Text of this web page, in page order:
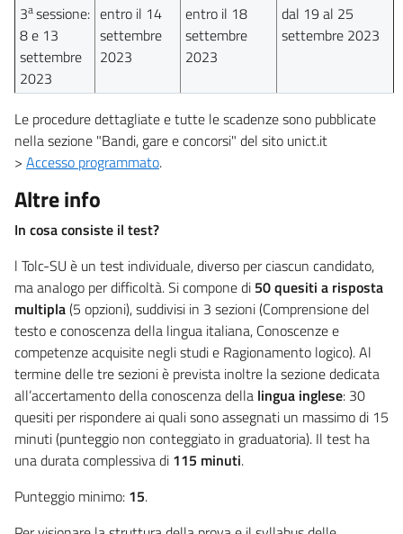
3asessione:
8 e 13
settembre
2023
entro il 14
settembre
2023
entro il 18
settembre
2023
dal 19 al 25
settembre 2023
Le procedure dettagliate e tutte le scadenze sono pubblicate
nella sezione "Bandi, gare e concorsi" del sito unict.it
> Accesso programmato.
Altre info
In cosa consiste il test?
l Tolc-SU è un test individuale, diverso per ciascun candidato,
ma analogo per difficoltà. Si compone di 50 quesiti a risposta
multipla(5 opzioni), suddivisi in 3 sezioni (Comprensione del
testo e conoscenza della lingua italiana, Conoscenze e
competenze acquisite negli studi e Ragionamento logico). Al
termine delle tre sezioni è prevista inoltre la sezione dedicata
all’accertamento della conoscenza della lingua inglese: 30
quesiti per rispondere ai quali sono assegnati un massimo di 15
minuti (punteggio non conteggiato in graduatoria). Il test ha
una durata complessiva di 115 minuti.
Punteggio minimo: 15.